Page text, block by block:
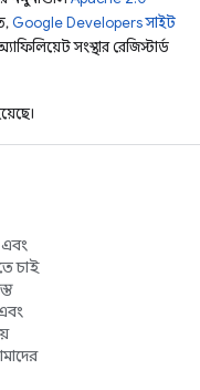
Google Developers সাইট
সংস্থার রেজিস্টার্ড
চাই